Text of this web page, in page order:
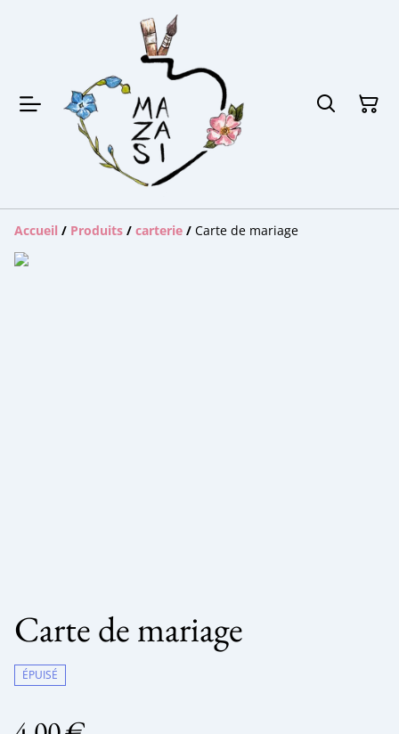
Accueil / Produits / carterie / Carte de mariage
Carte de mariage
ÉPUISÉ